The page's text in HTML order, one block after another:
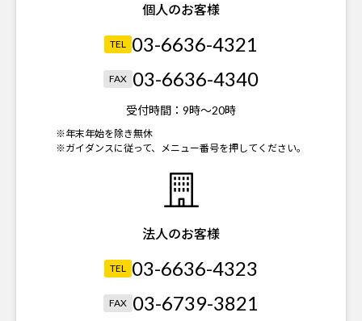
個人のお客様
TEL 03-6636-4321
FAX 03-6636-4340
受付時間： 9時～20時
※年末年始を除き無休
※ガイダンスに従って、メニュー番号を押してください。
法人のお客様
TEL 03-6636-4323
FAX 03-6739-3821